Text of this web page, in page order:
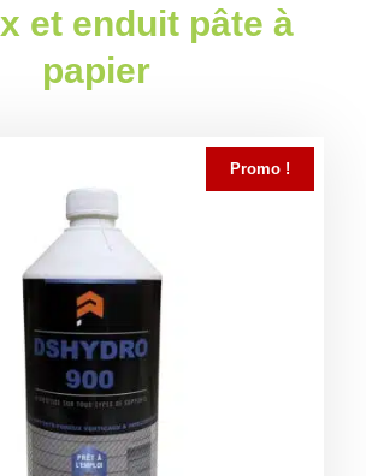
et enduit pâte à
papier
Promo !